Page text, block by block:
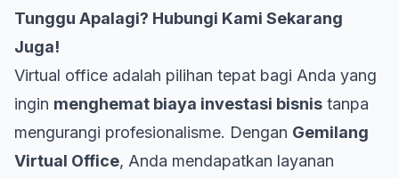
Tunggu Apalagi? Hubungi Kami Sekarang
Juga!
Virtual office adalah pilihan tepat bagi Anda yang
ingin menghemat biaya investasi bisnis tanpa
mengurangi profesionalisme. Dengan Gemilang
Virtual Office, Anda mendapatkan layanan